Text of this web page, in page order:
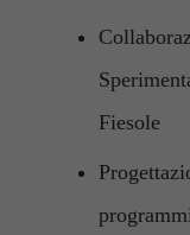
Fiesole